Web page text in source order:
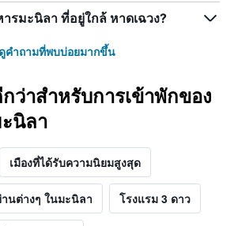
รมะนิลา ที่อยู่ใกล้ หาดเฉวง?
ดูคำถามที่พบบ่อยมากขึ้น
ว่าสำหรับการเข้าพักของ
นิลา
เมืองที่ได้รับความนิยมสูงสุด
านต่างๆ ในมะนิลา โรงแรม 3 ดาว